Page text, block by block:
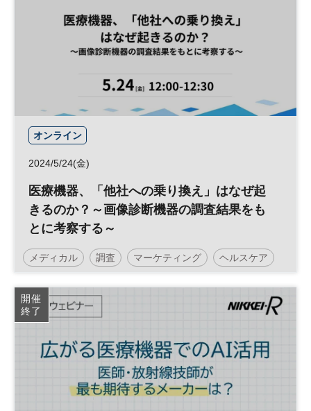
オンライン
2024/5/24(金)
医療機器、「他社への乗り換え」はなぜ起
きるのか？～画像診断機器の調査結果をも
とに考察する～
メディカル 調査 マーケティング ヘルスケア
開催
終了